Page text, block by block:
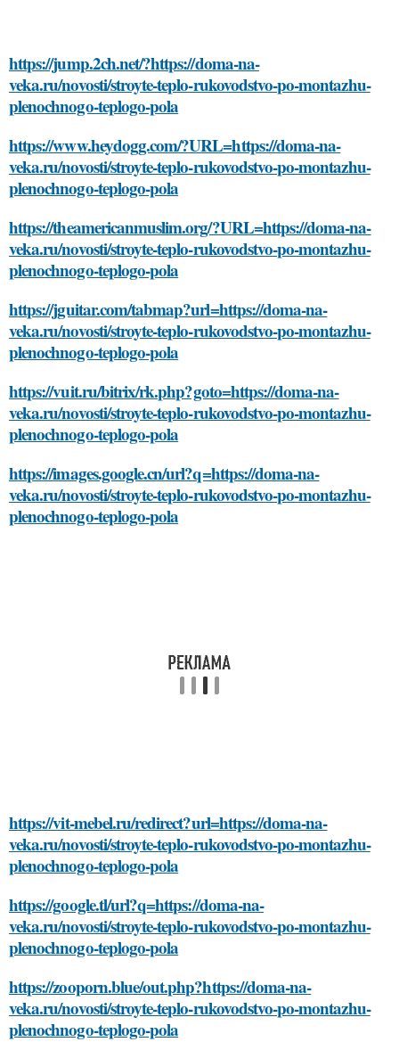
https://jump.2ch.net/?https://doma-na-
veka.ru/novosti/stroyte-teplo-rukovodstvo-po-montazhu-
plenochnogo-teplogo-pola
https://www.heydogg.com/?URL=https://doma-na-
veka.ru/novosti/stroyte-teplo-rukovodstvo-po-montazhu-
plenochnogo-teplogo-pola
https://theamericanmuslim.org/?URL=https://doma-na-
veka.ru/novosti/stroyte-teplo-rukovodstvo-po-montazhu-
plenochnogo-teplogo-pola
https://jguitar.com/tabmap?url=https://doma-na-
veka.ru/novosti/stroyte-teplo-rukovodstvo-po-montazhu-
plenochnogo-teplogo-pola
https://vuit.ru/bitrix/rk.php?goto=https://doma-na-
veka.ru/novosti/stroyte-teplo-rukovodstvo-po-montazhu-
plenochnogo-teplogo-pola
https://images.google.cn/url?q=https://doma-na-
veka.ru/novosti/stroyte-teplo-rukovodstvo-po-montazhu-
plenochnogo-teplogo-pola
https://vit-mebel.ru/redirect?url=https://doma-na-
veka.ru/novosti/stroyte-teplo-rukovodstvo-po-montazhu-
plenochnogo-teplogo-pola
https://google.tl/url?q=https://doma-na-
veka.ru/novosti/stroyte-teplo-rukovodstvo-po-montazhu-
plenochnogo-teplogo-pola
https://zooporn.blue/out.php?https://doma-na-
veka.ru/novosti/stroyte-teplo-rukovodstvo-po-montazhu-
plenochnogo-teplogo-pola